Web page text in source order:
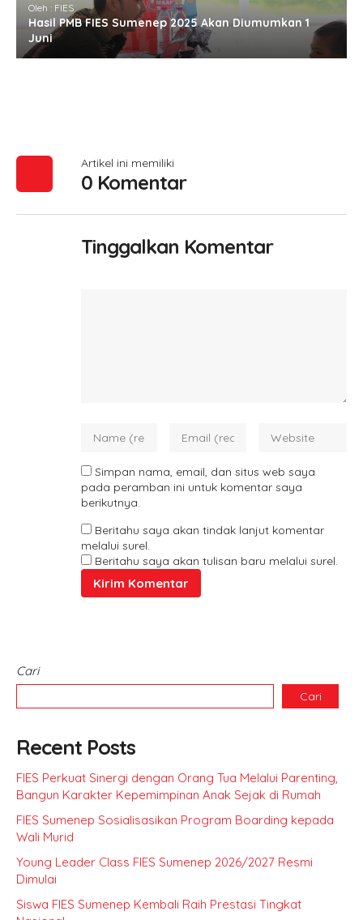
Oleh : FIES
Hasil PMB FIES Sumenep 2025 Akan Diumumkan 1
Juni
Artikel ini memiliki
0 Komentar
Tinggalkan Komentar
Simpan nama, email, dan situs web saya
pada peramban ini untuk komentar saya
berikutnya.
Beritahu saya akan tindak lanjut komentar
melalui surel.
Beritahu saya akan tulisan baru melalui surel.
Cari
Cari
Recent Posts
FIES Perkuat Sinergi dengan Orang Tua Melalui Parenting,
Bangun Karakter Kepemimpinan Anak Sejak di Rumah
FIES Sumenep Sosialisasikan Program Boarding kepada
Wali Murid
Young Leader Class FIES Sumenep 2026/2027 Resmi
Dimulai
Siswa FIES Sumenep Kembali Raih Prestasi Tingkat